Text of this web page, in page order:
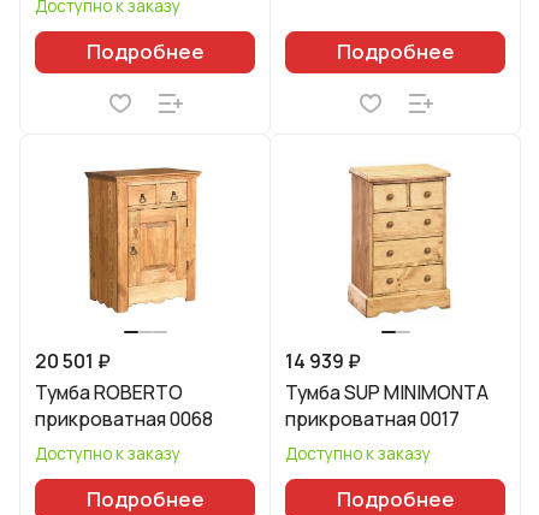
Доступно к заказу
Подробнее Подробнее
20 501 ₽
Тумба ROBERTO
прикроватная 0068
Доступно к заказу
Подробнее
14 939 ₽
Тумба SUP MINIMONTA
прикроватная 0017
Доступно к заказу
Подробнее